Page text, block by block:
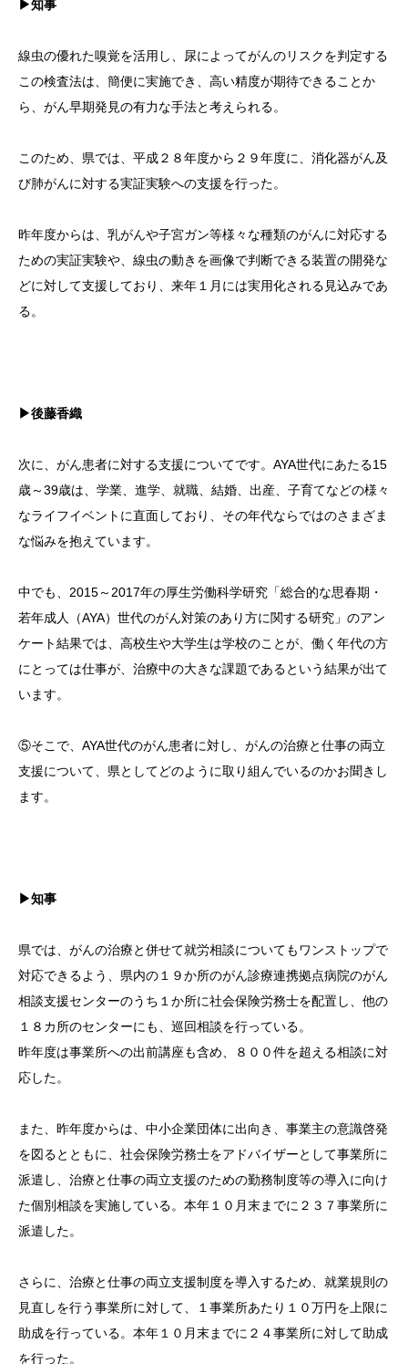
▶知事
線虫の優れた嗅覚を活用し、尿によってがんのリスクを判定する
この検査法は、簡便に実施でき、高い精度が期待できることか
ら、がん早期発見の有力な手法と考えられる。
このため、県では、平成２８年度から２９年度に、消化器がん及
び肺がんに対する実証実験への支援を行った。
昨年度からは、乳がんや子宮ガン等様々な種類のがんに対応する
ための実証実験や、線虫の動きを画像で判断できる装置の開発な
どに対して支援しており、来年１月には実用化される見込みであ
る。
▶後藤香織
次に、がん患者に対する支援についてです。AYA世代にあたる15
歳～39歳は、学業、進学、就職、結婚、出産、子育てなどの様々
なライフイベントに直面しており、その年代ならではのさまざま
な悩みを抱えています。
中でも、2015～2017年の厚生労働科学研究「総合的な思春期・
若年成人（AYA）世代のがん対策のあり方に関する研究」のアン
ケート結果では、高校生や大学生は学校のことが、働く年代の方
にとっては仕事が、治療中の大きな課題であるという結果が出て
います。
⑤そこで、AYA世代のがん患者に対し、がんの治療と仕事の両立
支援について、県としてどのように取り組んでいるのかお聞きし
ます。
▶知事
県では、がんの治療と併せて就労相談についてもワンストップで
対応できるよう、県内の１９か所のがん診療連携拠点病院のがん
相談支援センターのうち１か所に社会保険労務士を配置し、他の
１８カ所のセンターにも、巡回相談を行っている。
昨年度は事業所への出前講座も含め、８００件を超える相談に対
応した。
また、昨年度からは、中小企業団体に出向き、事業主の意識啓発
を図るとともに、社会保険労務士をアドバイザーとして事業所に
派遣し、治療と仕事の両立支援のための勤務制度等の導入に向け
た個別相談を実施している。本年１０月末までに２３７事業所に
派遣した。
さらに、治療と仕事の両立支援制度を導入するため、就業規則の
見直しを行う事業所に対して、１事業所あたり１０万円を上限に
助成を行っている。本年１０月末までに２４事業所に対して助成
を行った。